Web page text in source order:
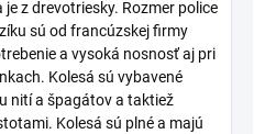
z drevotriesky. Rozmer police
sú od francúzskej firmy
a vysoká nosnosť aj pri
Kolesá sú vybavené
nití a špagátov a taktiež
Kolesá sú plné a majú